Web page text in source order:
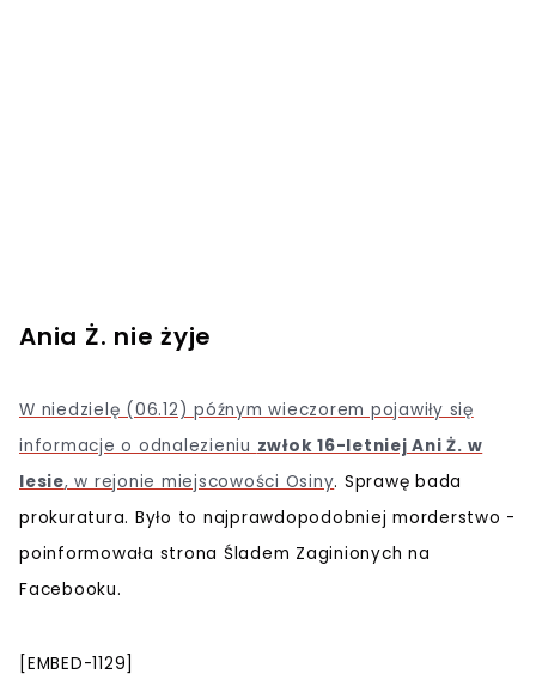
Ania Ż. nie żyje
W niedzielę (06.12) późnym wieczorem pojawiły się
informacje o odnalezieniu zwłok 16-letniej Ani Ż. w
lesie, w rejonie miejscowości Osiny. Sprawę bada
prokuratura. Było to najprawdopodobniej morderstwo -
poinformowała strona Śladem Zaginionych na
Facebooku.
[EMBED-1129]